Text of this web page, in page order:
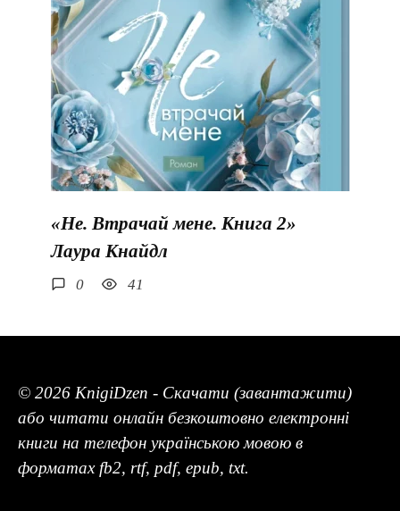
«Не. Втрачай мене. Книга 2»
Лаура Кнайдл
0 41
© 2026 KnigiDzen - Скачати (завантажити)
або читати онлайн безкоштовно електронні
книги на телефон українською мовою в
форматах fb2, rtf, pdf, epub, txt.